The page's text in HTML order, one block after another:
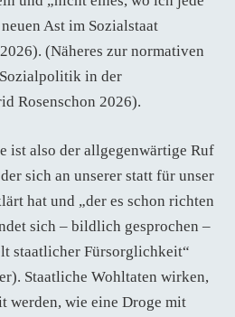
Ast im Sozialstaat
(Näheres zur normativen
in der
Rosenschon 2026).
ist also der allgegenwärtige Ruf
sich an unserer statt für unser
hat und „der es schon richten
sich – bildlich gesprochen –
staatlicher Fürsorglichkeit“
Staatliche Wohltaten wirken,
werden, wie eine Droge mit